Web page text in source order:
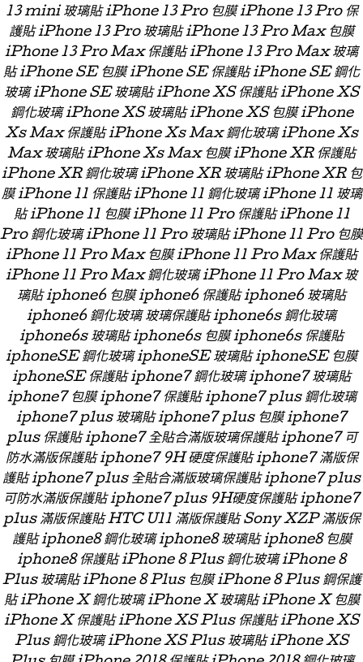
13 mini 玻璃貼 iPhone 13 Pro 包膜 iPhone 13 Pro 保
護貼 iPhone 13 Pro 玻璃貼 iPhone 13 Pro Max 包膜
iPhone 13 Pro Max 保護貼 iPhone 13 Pro Max 玻璃
貼 iPhone SE 包膜 iPhone SE 保護貼 iPhone SE 鋼化
玻璃 iPhone SE 玻璃貼 iPhone XS 保護貼 iPhone XS
鋼化玻璃 iPhone XS 玻璃貼 iPhone XS 包膜 iPhone
Xs Max 保護貼 iPhone Xs Max 鋼化玻璃 iPhone Xs
Max 玻璃貼 iPhone Xs Max 包膜 iPhone XR 保護貼
iPhone XR 鋼化玻璃 iPhone XR 玻璃貼 iPhone XR 包
膜 iPhone 11 保護貼 iPhone 11 鋼化玻璃 iPhone 11 玻璃
貼 iPhone 11 包膜 iPhone 11 Pro 保護貼 iPhone 11
Pro 鋼化玻璃 iPhone 11 Pro 玻璃貼 iPhone 11 Pro 包膜
iPhone 11 Pro Max 包膜 iPhone 11 Pro Max 保護貼
iPhone 11 Pro Max 鋼化玻璃 iPhone 11 Pro Max 玻
璃貼 iphone6 包膜 iphone6 保護貼 iphone6 玻璃貼
iphone6 鋼化玻璃 玻璃保護貼 iphone6s 鋼化玻璃
iphone6s 玻璃貼 iphone6s 包膜 iphone6s 保護貼
iphoneSE 鋼化玻璃 iphoneSE 玻璃貼 iphoneSE 包膜
iphoneSE 保護貼 iphone7 鋼化玻璃 iphone7 玻璃貼
iphone7 包膜 iphone7 保護貼 iphone7 plus 鋼化玻璃
iphone7 plus 玻璃貼 iphone7 plus 包膜 iphone7
plus 保護貼 iphone7 全貼合滿版玻璃保護貼 iphone7 可
防水滿版保護貼 iphone7 9H 硬度保護貼 iphone7 滿版保
護貼 iphone7 plus 全貼合滿版玻璃保護貼 iphone7 plus
可防水滿版保護貼 iphone7 plus 9H硬度保護貼 iphone7
plus 滿版保護貼 HTC U11 滿版保護貼 Sony XZP 滿版保
護貼 iphone8 鋼化玻璃 iphone8 玻璃貼 iphone8 包膜
iphone8 保護貼 iPhone 8 Plus 鋼化玻璃 iPhone 8
Plus 玻璃貼 iPhone 8 Plus 包膜 iPhone 8 Plus 鋼保護
貼 iPhone X 鋼化玻璃 iPhone X 玻璃貼 iPhone X 包膜
iPhone X 保護貼 iPhone XS Plus 保護貼 iPhone XS
Plus 鋼化玻璃 iPhone XS Plus 玻璃貼 iPhone XS